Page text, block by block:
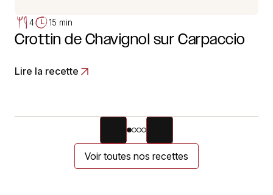
4 15 min
Crottin de Chavignol sur Carpaccio
Lire la recette
Voir toutes nos recettes